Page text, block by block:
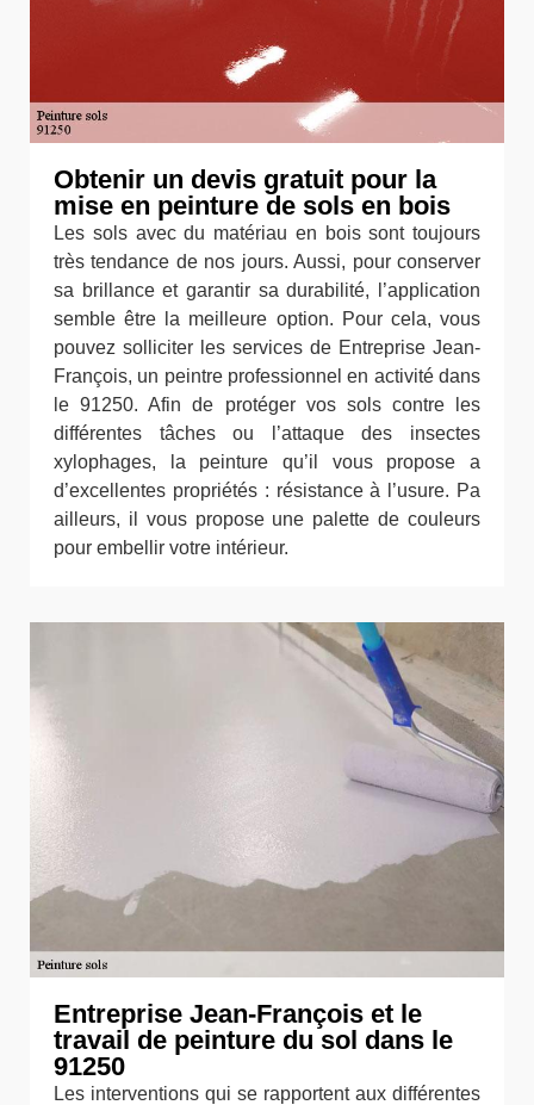
Obtenir un devis gratuit pour la
mise en peinture de sols en bois
Les sols avec du matériau en bois sont toujours
très tendance de nos jours. Aussi, pour conserver
sa brillance et garantir sa durabilité, l’application
semble être la meilleure option. Pour cela, vous
pouvez solliciter les services de Entreprise Jean-
François, un peintre professionnel en activité dans
le 91250. Afin de protéger vos sols contre les
différentes tâches ou l’attaque des insectes
xylophages, la peinture qu’il vous propose a
d’excellentes propriétés : résistance à l’usure. Pa
ailleurs, il vous propose une palette de couleurs
pour embellir votre intérieur.
Entreprise Jean-François et le
travail de peinture du sol dans le
91250
Les interventions qui se rapportent aux différentes